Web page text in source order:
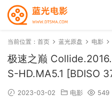
当前位置： 首页 蓝光原盘 电影
极速之巅
S-HD.MA5.1 [BDISO
2023-03-02 电影 549